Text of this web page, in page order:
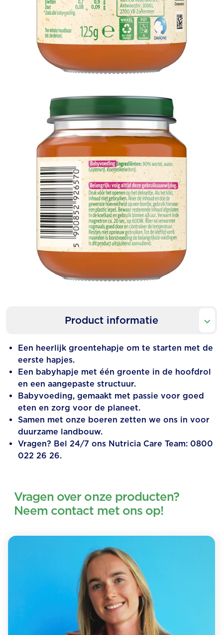
Product informatie
Een heerlijk groentehapje om te starten met de
eerste hapjes.
Een babyhapje met één groente in de hoofdrol
en een aangepaste structuur.
Babyvoeding, gemaakt met passie voor goed
eten en zorg voor de planeet.
Samen met onze boeren zetten we ons in voor
duurzame landbouw.
Vragen? Bel 24/7 ons Nutricia Care Team: 0800
022 26 26.
Vragen over onze producten?
Neem contact met ons op!